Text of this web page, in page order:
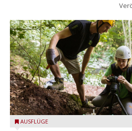
die archäologische Fundstätte
AUSFLÜGE